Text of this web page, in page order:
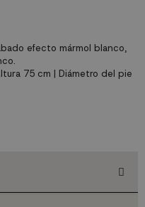
efecto mármol blanco,
75 cm | Diámetro del pie